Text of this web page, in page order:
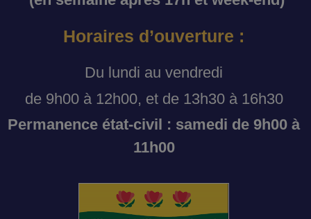
Horaires d’ouverture :
Du lundi au vendredi
de 9h00 à 12h00, et de 13h30 à 16h30
Permanence état-civil : samedi de 9h00 à
11h00